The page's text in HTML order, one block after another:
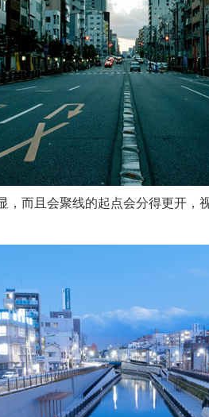
而且会聚线的起点会分得更开，